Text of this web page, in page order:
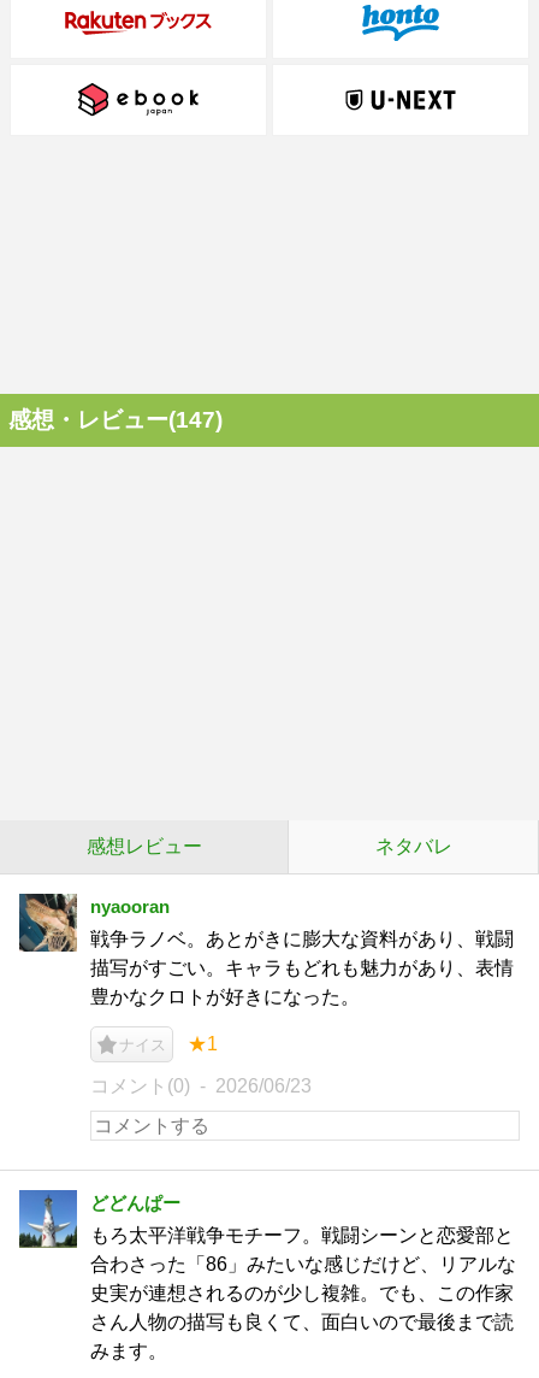
感想・レビュー(147)
感想レビュー ネタバレ
nyaooran
戦争ラノベ。あとがきに膨大な資料があり、戦闘
描写がすごい。キャラもどれも魅力があり、表情
豊かなクロトが好きになった。
ナイス ★1
コメント(0) 2026/06/23
どどんぱー
もろ太平洋戦争モチーフ。戦闘シーンと恋愛部と
合わさった「86」みたいな感じだけど、リアルな
史実が連想されるのが少し複雑。でも、この作家
さん人物の描写も良くて、面白いので最後まで読
みます。